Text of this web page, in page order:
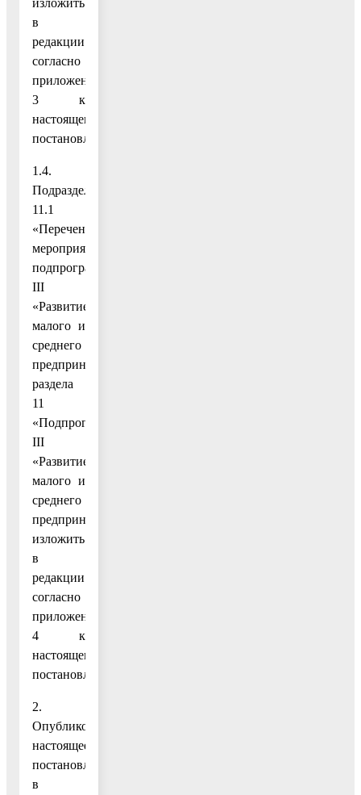
в
редакции
согласно
приложению
3 к
настоящему
постановлению;
1.4.
Подраздел
11.1
«Перечень
мероприятий
подпрограммы
III
«Развитие
малого и
среднего
предпринимательства»
раздела
11
«Подпрограмма
III
«Развитие
малого и
среднего
предпринимательства»
изложить
в
редакции
согласно
приложению
4 к
настоящему
постановлению.
2.
Опубликовать
настоящее
постановление
в